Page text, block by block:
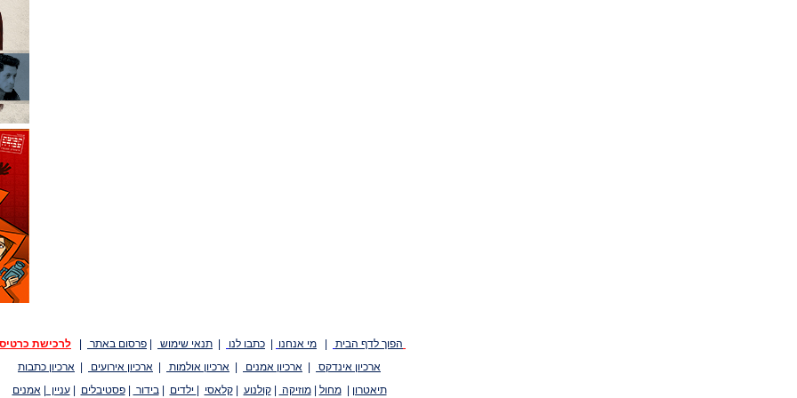
הפוך לדף הבית מי אנחנו כתבו לנו תנאי שימוש פרסום באתר
לרכישת
ארכיון אינדקס
ארכיון אמנים ארכיון אולמות ארכיון אירועים
ארכיון כתבות
תיאטרון
|מחול |מוזיקה |קולנוע |קלאסי ילדים |בידור |פסטיבלים |עניין |אמנים